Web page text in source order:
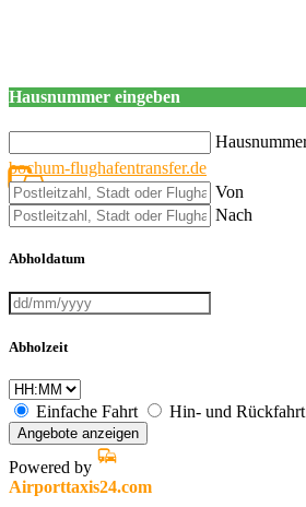
Hausnummer eingeben
bochum-flughafentransfer.de
Von
Nach
Abholdatum
Abholzeit
Einfache Fahrt Hin- und Rückfahrt
Angebote anzeigen
Powered by
Airporttaxis24.com